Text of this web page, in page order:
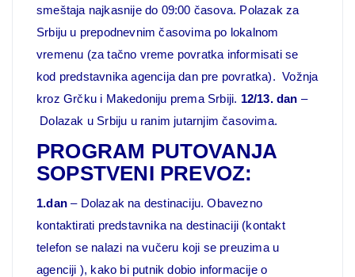
smeštaja najkasnije do 09:00 časova. Polazak za
Srbiju u prepodnevnim časovima po lokalnom
vremenu (za tačno vreme povratka informisati se
kod predstavnika agencija dan pre povratka). Vožnja
kroz Grčku i Makedoniju prema Srbiji. 12/13. dan –
Dolazak u Srbiju u ranim jutarnjim časovima.
PROGRAM PUTOVANJA
SOPSTVENI PREVOZ:
1.dan– Dolazak na destinaciju. Obavezno
kontaktirati predstavnika na destinaciji (kontakt
telefon se nalazi na vučeru koji se preuzima u
agenciji ), kako bi putnik dobio informacije o